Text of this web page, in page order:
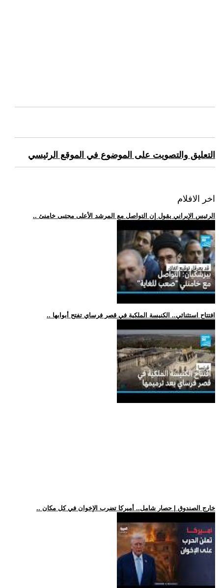
التعليق والتصويت على الموضوع في الموقع الرئيسي
اخر الافلام
.. الرئيس الإيراني يقول إن التواصل مع المرشد الأعلى مجتبى خامنئ
.. افتتاح استثنائي.. الكنيسة الملكية في قصر فرساي تفتح أبوابها
.. خارج الصندوق | حصار شامل.. أميركا تضرب الإخوان في كل مكان